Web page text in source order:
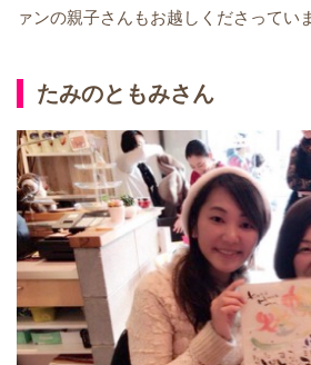
ァンの親子さんもお越しくださってい
たみのともみさん